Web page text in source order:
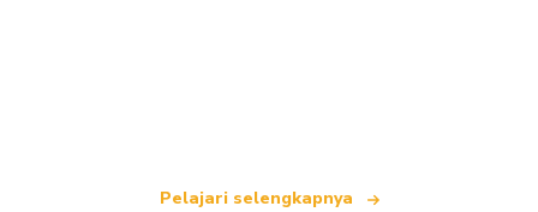
Pelajari selengkapnya